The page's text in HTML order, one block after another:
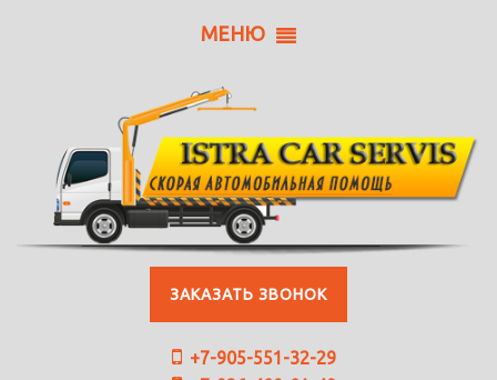
МЕНЮ
ЗАКАЗАТЬ ЗВОНОК
+7-905-551-32-29